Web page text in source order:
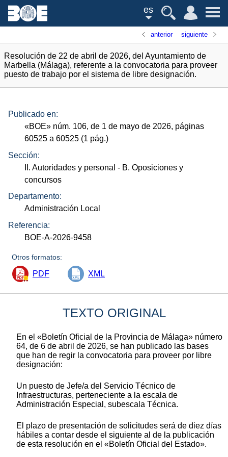
es
anterior siguiente
Resolución de 22 de abril de 2026, del Ayuntamiento de
Marbella (Málaga), referente a la convocatoria para proveer
puesto de trabajo por el sistema de libre designación.
Publicado en:
«BOE» núm. 106, de 1 de mayo de 2026, páginas
60525 a 60525 (1 pág.)
Sección:
II. Autoridades y personal - B. Oposiciones y
concursos
Departamento:
Administración Local
Referencia:
BOE-A-2026-9458
Otros formatos:
PDF XML
TEXTO ORIGINAL
En el «Boletín Oficial de la Provincia de Málaga» número
64, de 6 de abril de 2026, se han publicado las bases
que han de regir la convocatoria para proveer por libre
designación:
Un puesto de Jefe/a del Servicio Técnico de
Infraestructuras, perteneciente a la escala de
Administración Especial, subescala Técnica.
El plazo de presentación de solicitudes será de diez días
hábiles a contar desde el siguiente al de la publicación
de esta resolución en el «Boletín Oficial del Estado».